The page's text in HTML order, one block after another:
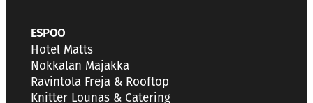
ESPOO
Hotel Matts
Nokkalan Majakka
Ravintola Freja & Rooftop
Knitter Lounas & Catering